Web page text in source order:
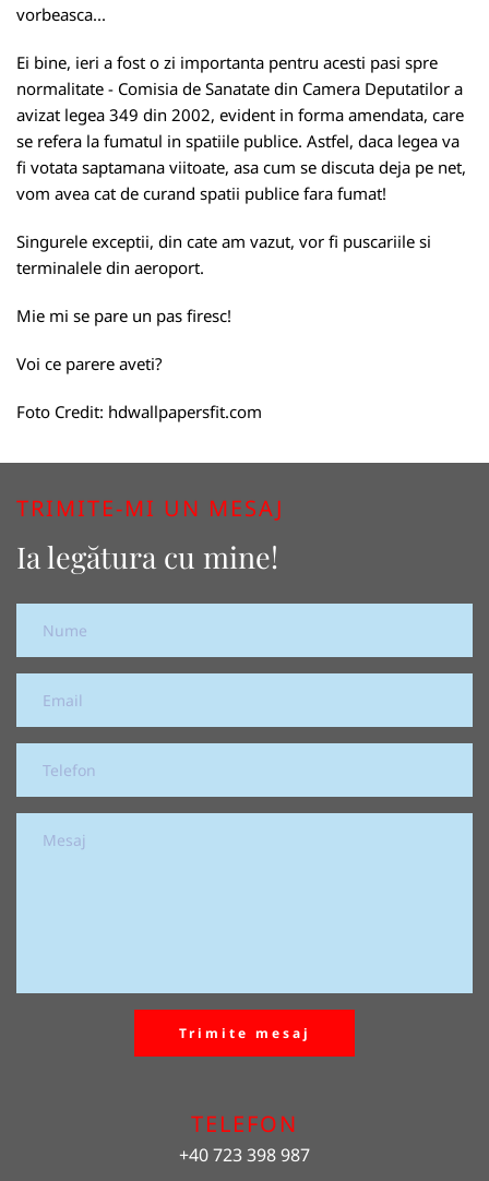
vorbeasca...
Ei bine, ieri a fost o zi importanta pentru acesti pasi spre
normalitate - Comisia de Sanatate din Camera Deputatilor a
avizat legea 349 din 2002, evident in forma amendata, care
se refera la fumatul in spatiile publice. Astfel, daca legea va
fi votata saptamana viitoate, asa cum se discuta deja pe net,
vom avea cat de curand spatii publice fara fumat!
Singurele exceptii, din cate am vazut, vor fi puscariile si
terminalele din aeroport.
Mie mi se pare un pas firesc!
Voi ce parere aveti?
Foto Credit: hdwallpapersfit.com
TRIMITE-MI UN MESAJ
Ia legătura cu mine!
Trimite mesaj
TELEFON
+40 723 398 987